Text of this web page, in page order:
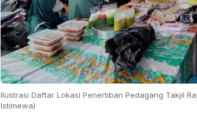
Ilustrasi Daftar Lokasi Penertiban Pedagang Takjil
Istimewa)